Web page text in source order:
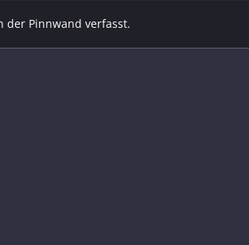
der Pinnwand verfasst.